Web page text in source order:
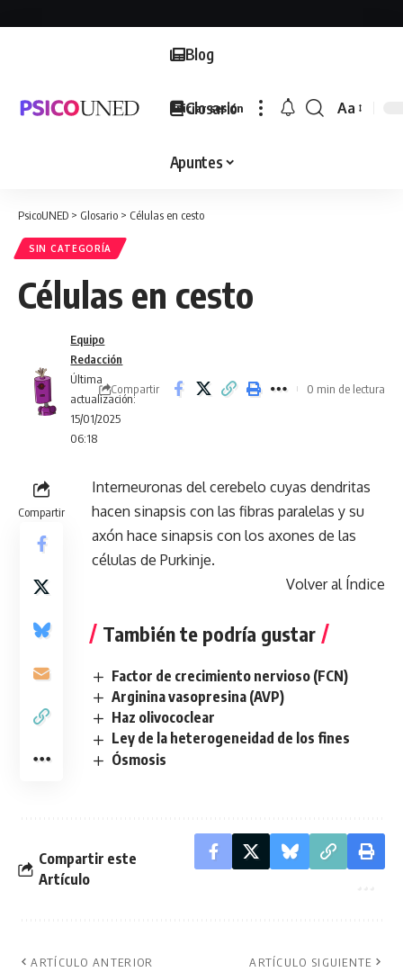
Blog
Glosario
Apuntes
Iniciar sesión
Font
Aa
PsicoUNED > Glosario > Células en cesto
SIN CATEGORÍA
Células en cesto
Última
actualización:
15/01/2025
06:18
Equipo
Redacción
Compartir 0 min de lectura
Compartir
Interneuronas del cerebelo cuyas dendritas
hacen sinapsis con las fibras paralelas y su
axón hace sinapsis con los axones de las
células de Purkinje.
Volver al Índice
También te podría gustar
Factor de crecimiento nervioso (FCN)
Arginina vasopresina (AVP)
Haz olivococlear
Ley de la heterogeneidad de los fines
Ósmosis
Compartir este
Artículo
ARTÍCULO ANTERIOR ARTÍCULO SIGUIENTE